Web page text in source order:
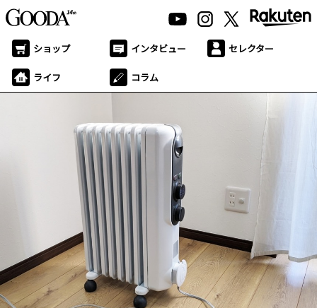
ショップ インタビュー セレクター
ライフ コラム